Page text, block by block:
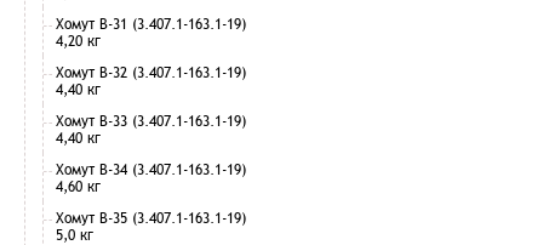
Хомут В-31 (3.407.1-163.1-19)
4,20 кг
Хомут В-32 (3.407.1-163.1-19)
4,40 кг
Хомут В-33 (3.407.1-163.1-19)
4,40 кг
Хомут В-34 (3.407.1-163.1-19)
4,60 кг
Хомут В-35 (3.407.1-163.1-19)
5,0 кг